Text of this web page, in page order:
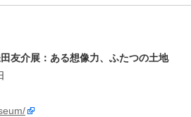
友介展：ある想像力、ふたつの土地